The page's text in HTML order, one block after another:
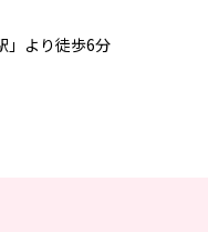
」より徒歩6分